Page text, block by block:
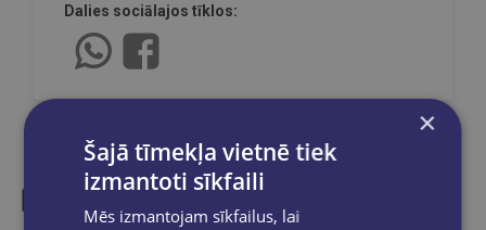
Dalies sociālajos tīklos:
×
Šajā tīmekļa vietnē tiek
izmantoti sīkfaili
Mēs izmantojam sīkfailus, lai